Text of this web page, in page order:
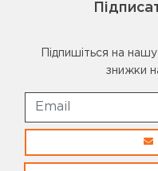
Підпишіться на
знижки